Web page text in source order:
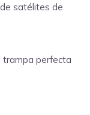
satélites de